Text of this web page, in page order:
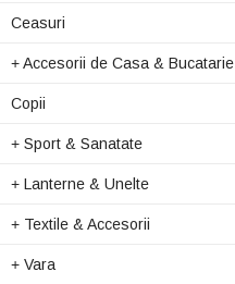
Ceasuri
+Accesorii de Casa & Bucatarie
Copii
+ Sport & Sanatate
+ Lanterne & Unelte
+ Textile & Accesorii
+ Vara